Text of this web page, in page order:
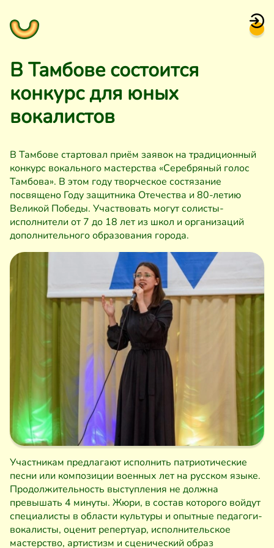
В Тамбове состоится
конкурс для юных
вокалистов
В Тамбове стартовал приём заявок на традиционный
конкурс вокального мастерства «Серебряный голос
Тамбова». В этом году творческое состязание
посвящено Году защитника Отечества и 80-летию
Великой Победы. Участвовать могут солисты-
исполнители от 7 до 18 лет из школ и организаций
дополнительного образования города.
Участникам предлагают исполнить патриотические
песни или композиции военных лет на русском языке.
Продолжительность выступления не должна
превышать 4 минуты. Жюри, в состав которого войдут
специалисты в области культуры и опытные педагоги-
вокалисты, оценит репертуар, исполнительское
мастерство, артистизм и сценический образ